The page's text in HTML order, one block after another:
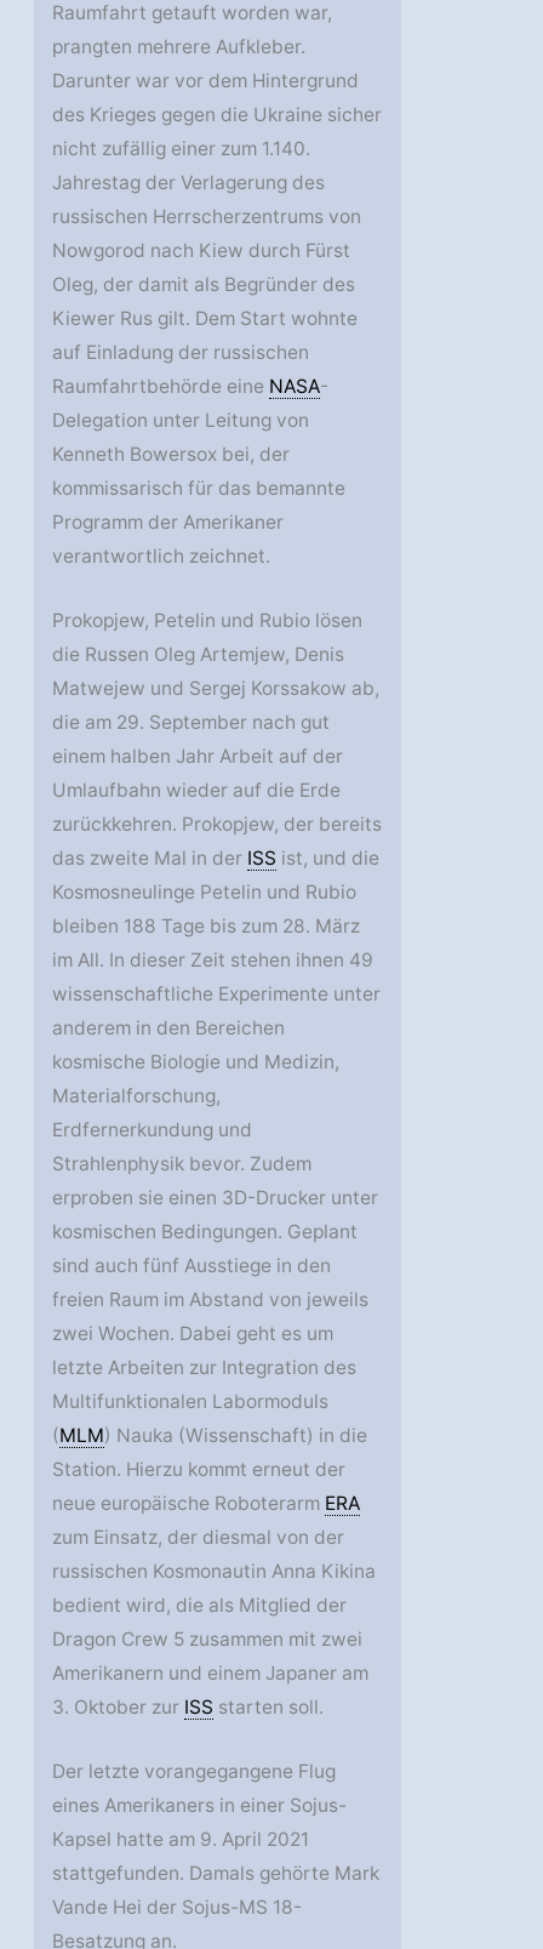
Raumfahrt getauft worden war,
prangten mehrere Aufkleber.
Darunter war vor dem Hintergrund
des Krieges gegen die Ukraine sicher
nicht zufällig einer zum 1.140.
Jahrestag der Verlagerung des
russischen Herrscherzentrums von
Nowgorod nach Kiew durch Fürst
Oleg, der damit als Begründer des
Kiewer Rus gilt. Dem Start wohnte
auf Einladung der russischen
Raumfahrtbehörde eine NASA-
Delegation unter Leitung von
Kenneth Bowersox bei, der
kommissarisch für das bemannte
Programm der Amerikaner
verantwortlich zeichnet.
Prokopjew, Petelin und Rubio lösen
die Russen Oleg Artemjew, Denis
Matwejew und Sergej Korssakow ab,
die am 29. September nach gut
einem halben Jahr Arbeit auf der
Umlaufbahn wieder auf die Erde
zurückkehren. Prokopjew, der bereits
das zweite Mal in der ISS ist, und die
Kosmosneulinge Petelin und Rubio
bleiben 188 Tage bis zum 28. März
im All. In dieser Zeit stehen ihnen 49
wissenschaftliche Experimente unter
anderem in den Bereichen
kosmische Biologie und Medizin,
Materialforschung,
Erdfernerkundung und
Strahlenphysik bevor. Zudem
erproben sie einen 3D-Drucker unter
kosmischen Bedingungen. Geplant
sind auch fünf Ausstiege in den
freien Raum im Abstand von jeweils
zwei Wochen. Dabei geht es um
letzte Arbeiten zur Integration des
Multifunktionalen Labormoduls
(MLM) Nauka (Wissenschaft) in die
Station. Hierzu kommt erneut der
neue europäische Roboterarm ERA
zum Einsatz, der diesmal von der
russischen Kosmonautin Anna Kikina
bedient wird, die als Mitglied der
Dragon Crew 5 zusammen mit zwei
Amerikanern und einem Japaner am
3. Oktober zur ISS starten soll.
Der letzte vorangegangene Flug
eines Amerikaners in einer Sojus-
Kapsel hatte am 9. April 2021
stattgefunden. Damals gehörte Mark
Vande Hei der Sojus-MS 18-
Besatzung an.